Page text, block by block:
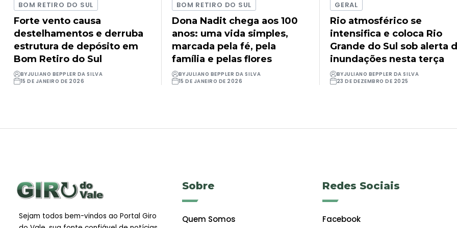
BOM RETIRO DO SUL
Forte vento causa
destelhamentos e derruba
estrutura de depósito em
Bom Retiro do Sul
BYJULIANO BEPPLER DA SILVA
15 DE JANEIRO DE 2026
BOM RETIRO DO SUL
Dona Nadit chega aos 100
anos: uma vida simples,
marcada pela fé, pela
família e pelas flores
BYJULIANO BEPPLER DA SILVA
15 DE JANEIRO DE 2026
GERAL
Rio atmosférico se
intensifica e coloca Rio
Grande do Sul sob alerta
inundações nesta terça
BYJULIANO BEPPLER DA SILVA
23 DE DEZEMBRO DE 2025
Sejam todos bem-vindos ao Portal Giro
Sobre
Quem Somos
Redes Sociais
Facebook